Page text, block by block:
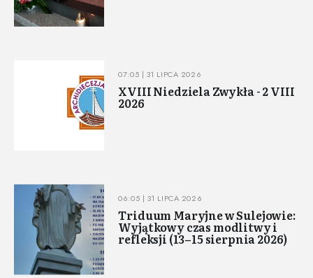
07:05 | 31 LIPCA 2026
XVIII Niedziela Zwykła - 2 VIII
2026
06:05 | 31 LIPCA 2026
Triduum Maryjne w Sulejowie:
Wyjątkowy czas modlitwy i
refleksji (13–15 sierpnia 2026)